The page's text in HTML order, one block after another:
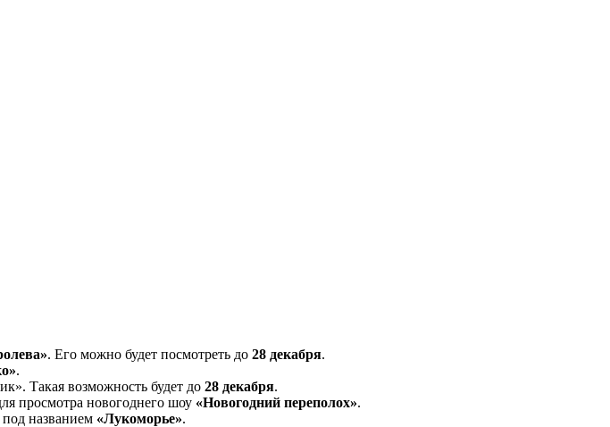
. Его можно будет посмотреть до 28 декабря.
.
Такая возможность будет до 28 декабря.
просмотра новогоднего шоу «Новогодний переполох».
названием «Лукоморье».